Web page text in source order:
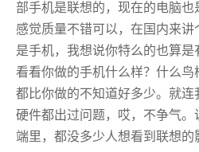
部手机是联想的，现在的电脑
感觉质量不错可以，在国内来
是手机，我想说你特么的也算
看看你做的手机什么样？什么
都比你做的不知道好多少。就
硬件都出过问题，哎，不争气
端里，都没多少人想看到 联想的